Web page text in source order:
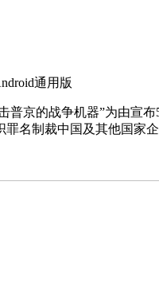
通用版
战争机器”为由宣布
名制裁中国及其他国家